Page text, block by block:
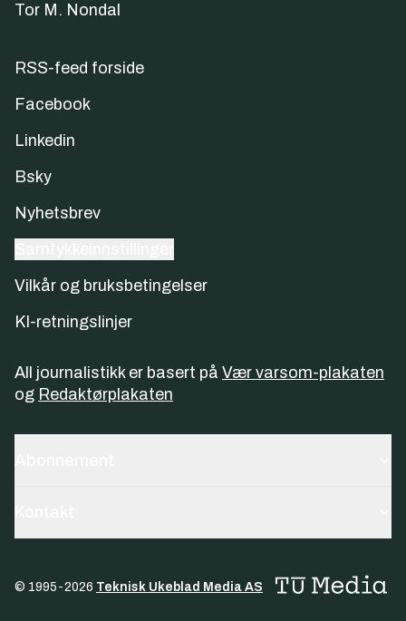
Tor M. Nondal
RSS-feed forside
Facebook
Linkedin
Bsky
Nyhetsbrev
Vilkår og bruksbetingelser
KI-retningslinjer
All journalistikk er basert på Vær varsom-plakaten
og Redaktørplakaten
© 1995-2026 Teknisk Ukeblad Media AS